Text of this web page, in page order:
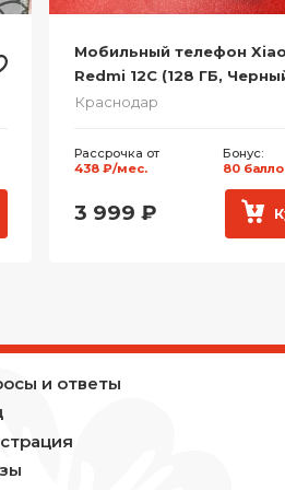
Мобильный телефон
X9d (256 ГБ, Черный)
Краснодар
Рассрочка от
1 425 ₽/мес.
Бонус:
260
12 999₽
и ответы